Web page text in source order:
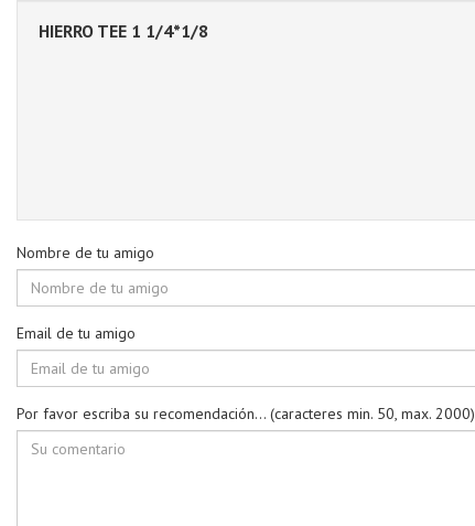
HIERRO TEE 1 1/4*1/8
Nombre de tu amigo
Email de tu amigo
Por favor escriba su recomendación... (caracteres min. 50, max. 2000)